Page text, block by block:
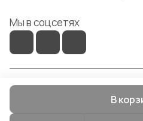
В
Мы в соцсетях